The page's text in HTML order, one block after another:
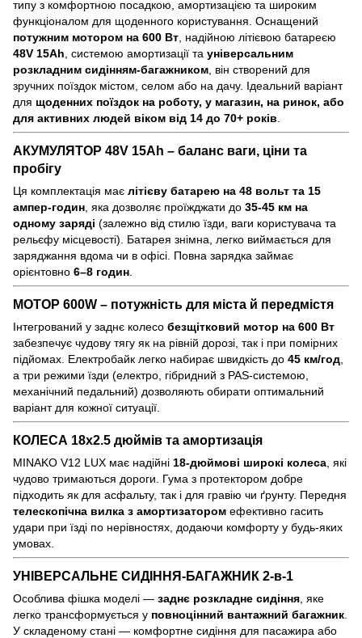
типу з комфортною посадкою, амортизацією та широким
функціоналом для щоденного користування. Оснащений
потужним мотором на 600 Вт, надійною літієвою батареєю
48V 15Ah, системою амортизації та універсальним
розкладним сидінням-багажником, він створений для
зручних поїздок містом, селом або на дачу. Ідеальний варіант
для щоденних поїздок на роботу, у магазин, на ринок, або
для активних людей віком від 14 до 70+ років.
АКУМУЛЯТОР 48V 15Ah – баланс ваги, ціни та
пробігу
Ця комплектація має літієву батарею на 48 вольт та 15
ампер-годин , яка дозволяє проїжджати до 35-45 км на
одному заряді (залежно від стилю їзди, ваги користувача та
рельєфу місцевості). Батарея знімна, легко виймається для
заряджання вдома чи в офісі. Повна зарядка займає
орієнтовно 6–8 годин
МОТОР 600W – потужність для міста й передмістя
Інтегрований у заднє колесо безщітковий мотор на 600 Вт
забезпечує чудову тягу як на рівній дорозі, так і при помірних
підйомах. Електробайк легко набирає швидкість до 45 км/год
а три режими їзди (електро, гібридний з PAS-системою,
механічний педальний) дозволяють обирати оптимальний
варіант для кожної ситуації.
КОЛЕСА 18x2.5 дюймів та амортизація
MINAKO V12 LUX має надійні 18-дюймові широкі колеса , які
чудово тримаються дороги. Гума з протектором добре
підходить як для асфальту, так і для гравію чи ґрунту. Передня
телескопічна вилка з амортизатором ефективно гасить
удари при їзді по нерівностях, додаючи комфорту у будь-яких
умовах.
УНІВЕРСАЛЬНЕ СИДІННЯ-БАГАЖНИК 2-в-1
Особлива фішка моделі — заднє розкладне сидіння , яке
легко трансформується у повноцінний вантажний багажник
У складеному стані — комфортне сидіння для пасажира або